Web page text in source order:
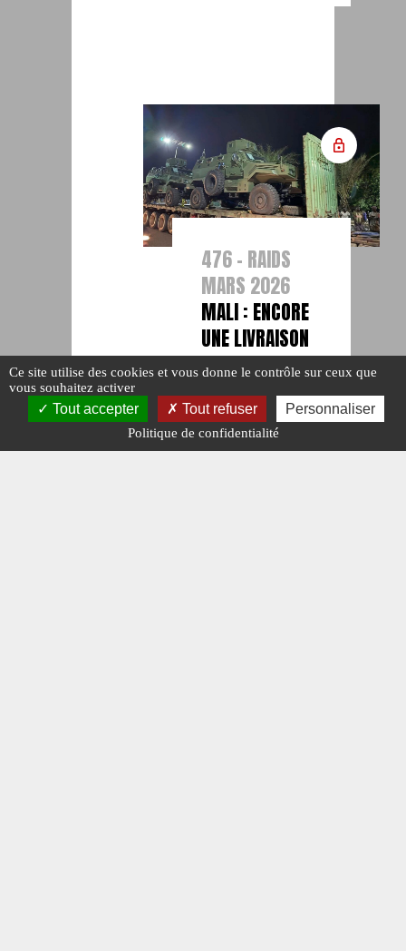
476 - RAIDS
MARS 2026
MALI : ENCORE
UNE LIVRAISON
D’ARMEMENT
CHAUDS.
#MALI.#N°476.
Publié le : 17
mars 2026
Ce site utilise des cookies et vous donne le contrôle sur ceux que
vous souhaitez activer
Tout accepter Tout refuser Personnaliser
Politique de confidentialité